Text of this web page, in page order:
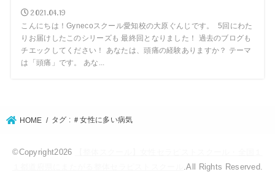
2021.04.19
こんにちは！Gynecoスクール愛知校の大原ぐんじです。 5回にわた
りお届けしたこのシリーズも 最終回となりました！ 過去のブログも
チエックしてください！ あなたは、頭痛の経験ありますか？ テーマ
は「頭痛」です。 あな...
HOME タグ : ＃女性に多い病気
©Copyright2026
.All Rights Reserved.